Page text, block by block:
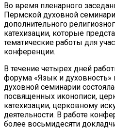
Во время пленарного
Пермской духовной
дополнительного
катехизации, которые
тематические работы для
конференции.
В течение четырех дней
форума «Язык и духовность»
духовной семинарии
посвященных иконописи,
катехизации, церковному
деятельности. В работе
более восьмидесяти